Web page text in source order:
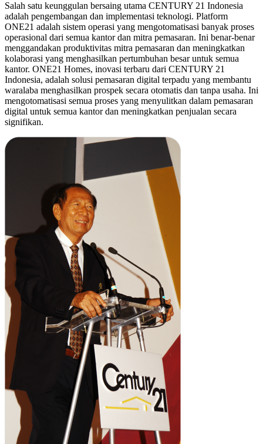
Salah satu keunggulan bersaing utama CENTURY 21 Indonesia
adalah pengembangan dan implementasi teknologi. Platform
ONE21 adalah sistem operasi yang mengotomatisasi banyak proses
operasional dari semua kantor dan mitra pemasaran. Ini benar-benar
menggandakan produktivitas mitra pemasaran dan meningkatkan
kolaborasi yang menghasilkan pertumbuhan besar untuk semua
kantor. ONE21 Homes, inovasi terbaru dari CENTURY 21
Indonesia, adalah solusi pemasaran digital terpadu yang membantu
waralaba menghasilkan prospek secara otomatis dan tanpa usaha. Ini
mengotomatisasi semua proses yang menyulitkan dalam pemasaran
digital untuk semua kantor dan meningkatkan penjualan secara
signifikan.